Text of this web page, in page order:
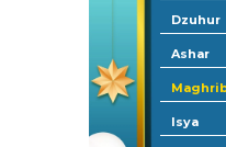
Dzuhur
Ashar
Isya